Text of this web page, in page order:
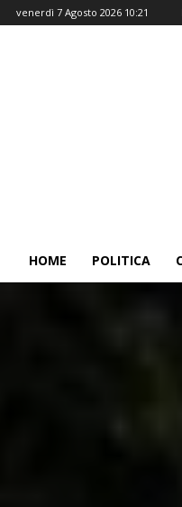
venerdì 7 Agosto 2026 10:21
HOME POLITICA